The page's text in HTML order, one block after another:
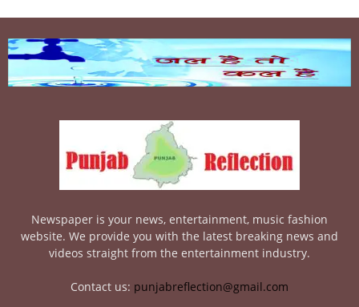
Newspaper is your news, entertainment, music fashion
website. We provide you with the latest breaking news and
videos straight from the entertainment industry.
Contact us: punjabreflection@gmail.com